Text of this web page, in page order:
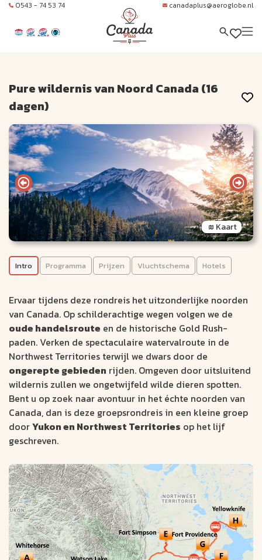
0543 - 74 53 74 canadaplus@aeroglobe.nl
Pure wildernis van Noord Canada (16
dagen)
Kaart
Pure wildernis van
Noord Canada (16
dagen)
ACTIEVE REIZEN
Whitehorse
16 dagen
Yellowknife
Verblijf: Hotels
Veel wild zoals beren, wolven en lynxen
Kanoën of wandelen bij Muncho Lake
Geniet van uitzicht over MacKenzie rivier
v.a. € 4884
Bekijk data &
prijzen
Offerte op
maat
Intro Programma Prijzen Vluchtschema Hotels
Ervaar tijdens deze rondreis het uitzonderlijke noorden
van Canada. Op schilderachtige wegen volgen we de
oude handelsroute en de historische Gold Rush-
paden. Verken de spectaculaire watervalroute in de
Northwest Territories terwijl we dwars door de
ongerepte gebieden rijden. Omgeven door uitsluitend
wildernis zullen we ongetwijfeld wilde dieren spotten.
Bent u op zoek naar avontuur in het échte noorden van
Canada, dan is deze groepsrondreis in een kleine groep
doorYukon en Northwest Territories op het lijf
geschreven.